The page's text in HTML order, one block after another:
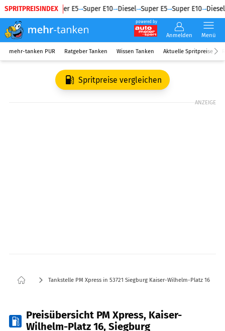
SPRITPREISINDEX
Diesel Super E5 Super E10 Diesel Super E5 Super E10 Diesel
powered by
Anmelden Menü
mehr-tanken PUR Ratgeber Tanken Wissen Tanken Aktuelle Spritpreise
Spritpreise vergleichen
ANZEIGE
Tankstelle PM Xpress in 53721 Siegburg Kaiser-Wilhelm-Platz 16
Preisübersicht PM Xpress, Kaiser-
Wilhelm-Platz 16, Siegburg